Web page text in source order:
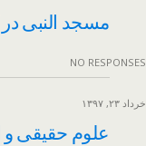
مسجد النبی
NO RESPONSES
خرداد ۲۳, ۱۳۹۷
علوم حقیقی و